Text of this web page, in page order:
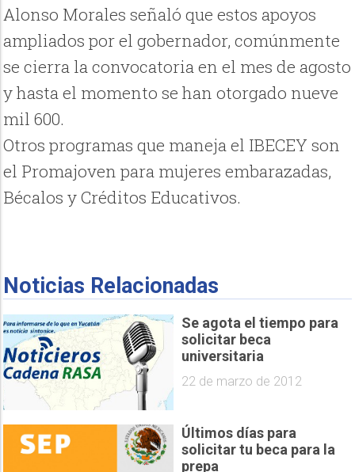
Alonso Morales señaló que estos apoyos
ampliados por el gobernador, comúnmente
se cierra la convocatoria en el mes de agosto
y hasta el momento se han otorgado nueve
mil 600.
Otros programas que maneja el IBECEY son
el Promajoven para mujeres embarazadas,
Bécalos y Créditos Educativos.
Noticias Relacionadas
Se agota el tiempo para
solicitar beca
universitaria
22 de marzo de 2012
Últimos días para
solicitar tu beca para la